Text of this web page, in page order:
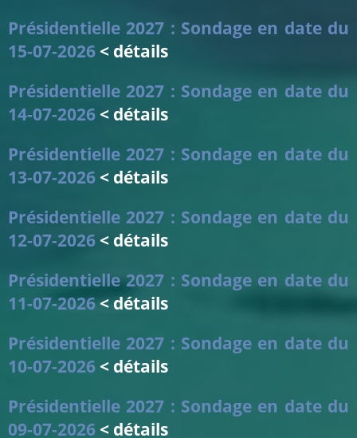
Présidentielle 2027 : Sondage en date du
15-07-2026 < détails
Présidentielle 2027 : Sondage en date du
14-07-2026 < détails
Présidentielle 2027 : Sondage en date du
13-07-2026 < détails
Présidentielle 2027 : Sondage en date du
12-07-2026 < détails
Présidentielle 2027 : Sondage en date du
11-07-2026< détails
Présidentielle 2027 : Sondage en date du
10-07-2026 < détails
Présidentielle 2027 : Sondage en date du
09-07-2026 < détails